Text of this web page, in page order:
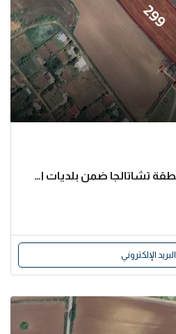
أرض للبيع زراعية في منطقة تشاتالجا ضمن بلديات اسطنبول | L299
البريد الإلكتروني